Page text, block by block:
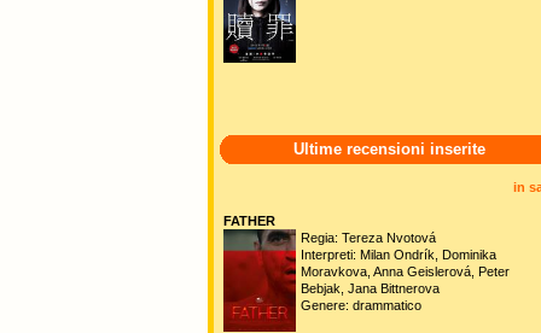
Ultime recensioni inserite
in
FATHER
Regia: Tereza Nvotová
Interpreti: Milan Ondrík, Dominika
Moravkova, Anna Geislerová, Peter
Bebjak, Jana Bittnerova
Genere: drammatico